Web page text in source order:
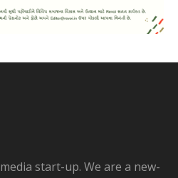
start-up. We are a new-